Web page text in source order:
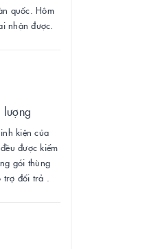
quốc. Hôm
nhận được.
lượng
kiện của
được kiểm
gói thùng
đổi trả .